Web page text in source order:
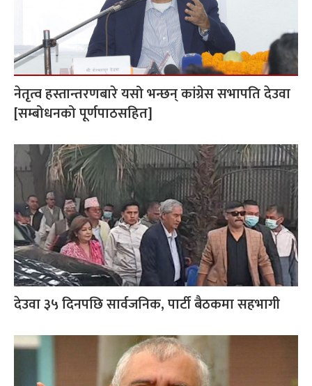
नेतृत्व हस्तान्तरणबारे यसो भन्छन् कांग्रेस सभापति देउवा
[सम्बोधनको पूर्णपाठसहित]
देउवा ३५ दिनपछि सार्वजनिक, पार्टी बैठकमा सहभागी